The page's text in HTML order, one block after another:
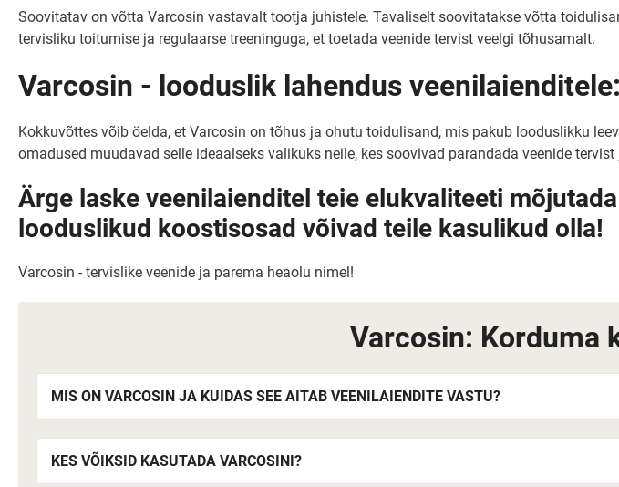
Soovitatav on võtta Varcosin vastavalt tootja juhistele. Tavaliselt soovitatakse võtta
tervisliku toitumise ja regulaarse treeninguga, et toetada veenide tervist veelgi tõhusamalt.
Varcosin - looduslik lahendus veenilaienditele:
Kokkuvõttes võib öelda, et Varcosin on tõhus ja ohutu toidulisand, mis pakub looduslikku
omadused muudavad selle ideaalseks valikuks neile, kes soovivad parandada veenide
Ärge laske veenilaienditel teie elukvaliteeti
looduslikud koostisosad võivad teile kasulikud olla!
Varcosin - tervislike veenide ja parema heaolu nimel!
Varcosin: Korduma
MIS ON VARCOSIN JA KUIDAS SEE AITAB VEENILAIENDITE VASTU?
KES VÕIKSID KASUTADA VARCOSINI?